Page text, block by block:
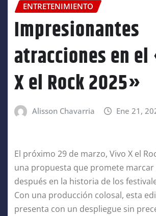
ENTRETENIMIENTO
Impresionantes
atracciones en
X el Rock 2025»
Alisson Chavarria Ene 21,
El próximo 29 de marzo, Vivo X el
una propuesta que promete marcar
después en la historia de los
Con una producción colosal, esta
presenta con un despliegue sin